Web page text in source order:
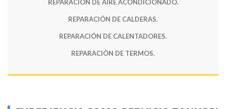
REPARACIÓN DE AIRE ACONDICIONADO.
REPARACIÓN DE CALDERAS.
REPARACIÓN DE CALENTADORES.
REPARACIÓN DE TERMOS.